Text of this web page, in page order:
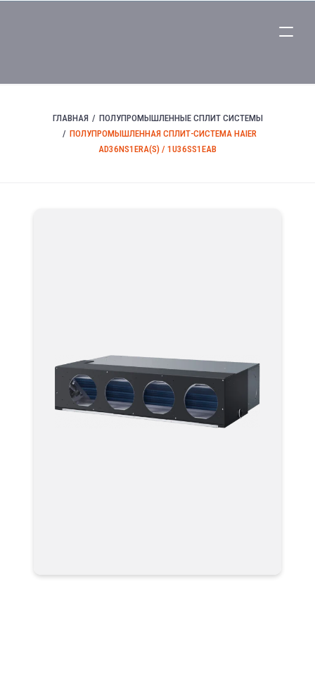
ГЛАВНАЯ
ПОЛУПРОМЫШЛЕННЫЕ СПЛИТ СИСТЕМЫ
ПОЛУПРОМЫШЛЕННАЯ СПЛИТ-СИСТЕМА HAIER
AD36NS1ERA(S) / 1U36SS1EAB